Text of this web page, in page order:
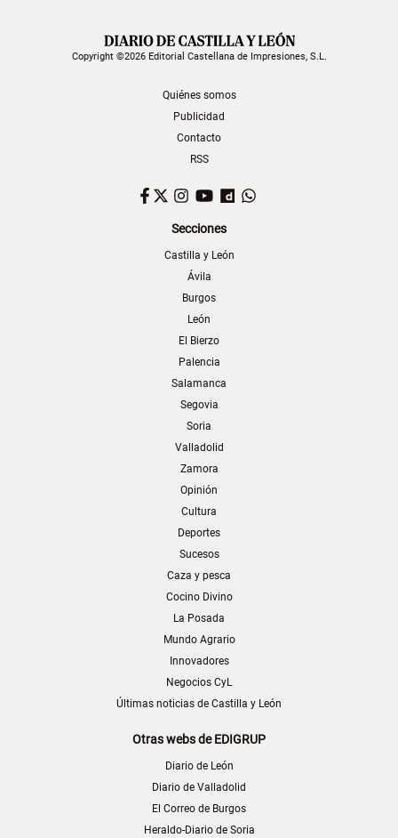
Copyright ©2026 Editorial Castellana de Impresiones, S.L.
Quiénes somos
Publicidad
Contacto
RSS
Facebook
TwitterInstagram
YouTubeDailymotion
Secciones
Castilla y León
Ávila
Burgos
León
El Bierzo
Palencia
Salamanca
Segovia
Soria
Valladolid
Zamora
Opinión
Cultura
Deportes
Sucesos
Caza y pesca
Cocino Divino
La Posada
Mundo Agrario
Innovadores
Negocios CyL
Últimas noticias de Castilla y León
Otras webs de EDIGRUP
Diario de León
Diario de Valladolid
El Correo de Burgos
Heraldo-Diario de Soria